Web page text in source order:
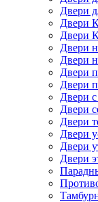
Двери
Двери
Двери
Двери
Двери
Двери
Двери
Двери
Двери
Двери
Двери
Двери
Двери